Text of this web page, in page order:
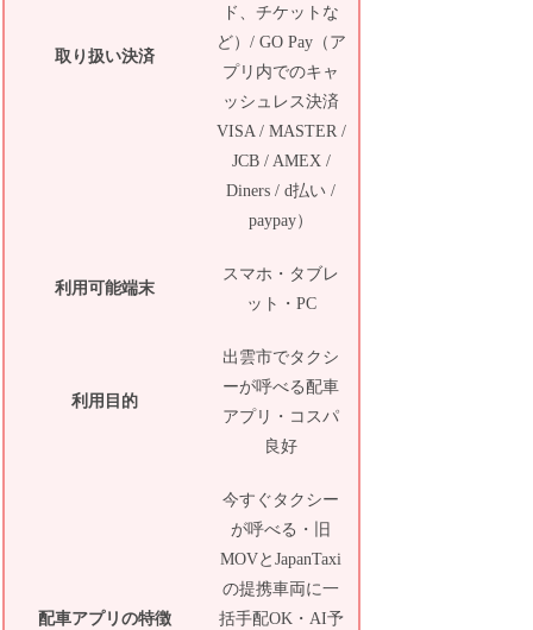
取り扱い決済
ド、チケットな
ど）/ GO Pay（ア
プリ内でのキャ
ッシュレス決済
VISA / MASTER /
JCB / AMEX /
Diners / d払い /
paypay）
利用可能端末
スマホ・タブレ
ット・PC
利用目的
出雲市でタクシ
ーが呼べる配車
アプリ・コスパ
良好
配車アプリの特徴
今すぐタクシー
が呼べる・旧
MOVとJapanTaxi
の提携車両に一
括手配OK・AI予